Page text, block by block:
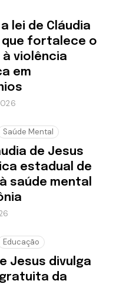
lei de Cláudia
que fortalece o
violência
em
Saúde Mental
de Jesus
estadual de
saúde mental
Educação
Jesus divulga
da